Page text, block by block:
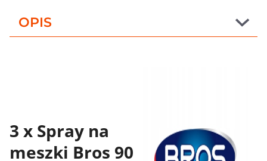
OPIS
3 x Spray na
meszki Bros 90